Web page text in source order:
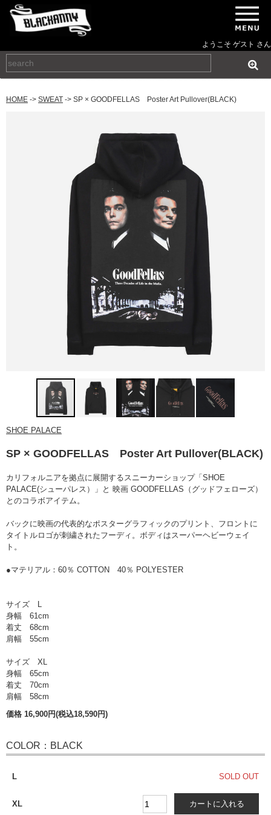
ようこそ ゲスト さん
HOME -> SWEAT -> SP × GOODFELLAS Poster Art Pullover(BLACK)
SHOE PALACE
SP × GOODFELLAS Poster Art Pullover(BLACK)
カリフォルニアを拠点に展開するスニーカーショップ「SHOE
PALACE(シューパレス）」と 映画 GOODFELLAS（グッドフェローズ）
とのコラボアイテム。
バックに映画の代表的なポスターグラフィックのプリント、フロントに
タイトルロゴが刺繍されたフーディ。ボディはスーパーヘビーウェイ
ト。
●マテリアル：60％ COTTON 40％ POLYESTER
サイズ L
身幅 61cm
着丈 68cm
肩幅 55cm
サイズ XL
身幅 65cm
着丈 70cm
肩幅 58cm
価格 16,900円(税込18,590円)
COLOR：BLACK
L SOLD OUT
XL